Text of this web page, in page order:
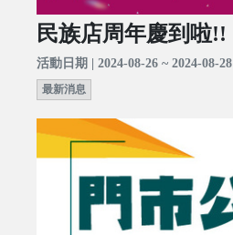
民族店周年慶到啦!!
活動日期 | 2024-08-26 ~ 2024-08-28
最新消息